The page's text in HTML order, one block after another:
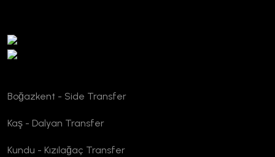
Boğazkent - Side Transfer
Kaş - Dalyan Transfer
Kundu - Kızılağaç Transfer